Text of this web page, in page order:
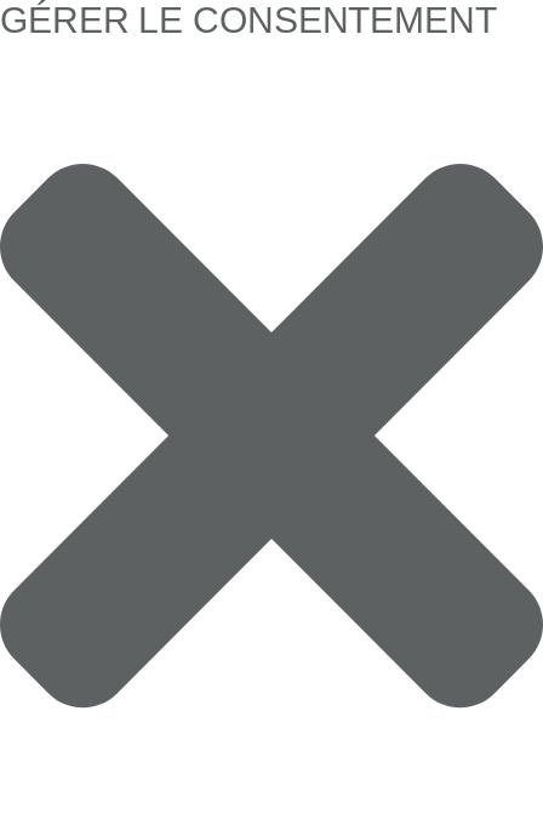
GÉRER LE CONSENTEMENT